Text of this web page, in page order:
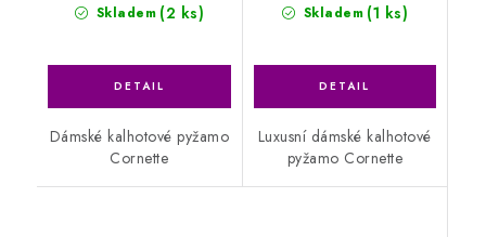
Skladem (2 ks)
Dámské kalhotové pyžamo
Cornette
Skladem (1 ks)
Luxusní dámské kalhotové
pyžamo Cornette